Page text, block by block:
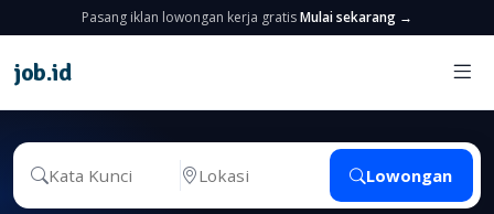
Pasang iklan lowongan kerja gratisMulai sekarang →
job.id
Lowongan